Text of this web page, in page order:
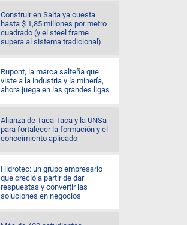
Construir en Salta ya cuesta
hasta $ 1,85 millones por metro
cuadrado (y el steel frame
supera al sistema tradicional)
Rupont, la marca salteña que
viste a la industria y la minería,
ahora juega en las grandes ligas
Alianza de Taca Taca y la UNSa
para fortalecer la formación y el
conocimiento aplicado
Hidrotec: un grupo empresario
que creció a partir de dar
respuestas y convertir las
soluciones en negocios